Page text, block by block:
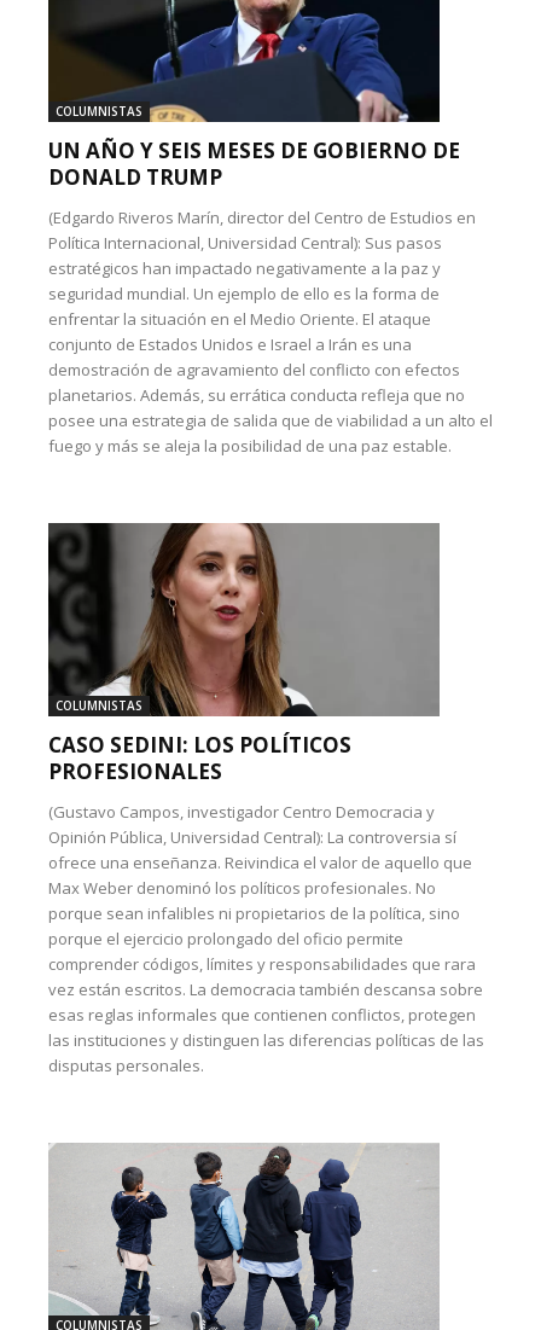
COLUMNISTAS
UN AÑO Y SEIS MESES DE GOBIERNO DE
DONALD TRUMP
(Edgardo Riveros Marín, director del Centro de Estudios en
Política Internacional, Universidad Central): Sus pasos
estratégicos han impactado negativamente a la paz y
seguridad mundial. Un ejemplo de ello es la forma de
enfrentar la situación en el Medio Oriente. El ataque
conjunto de Estados Unidos e Israel a Irán es una
demostración de agravamiento del conflicto con efectos
planetarios. Además, su errática conducta refleja que no
posee una estrategia de salida que de viabilidad a un alto el
fuego y más se aleja la posibilidad de una paz estable.
COLUMNISTAS
CASO SEDINI: LOS POLÍTICOS
PROFESIONALES
(Gustavo Campos, investigador Centro Democracia y
Opinión Pública, Universidad Central): La controversia sí
ofrece una enseñanza. Reivindica el valor de aquello que
Max Weber denominó los políticos profesionales. No
porque sean infalibles ni propietarios de la política, sino
porque el ejercicio prolongado del oficio permite
comprender códigos, límites y responsabilidades que rara
vez están escritos. La democracia también descansa sobre
esas reglas informales que contienen conflictos, protegen
las instituciones y distinguen las diferencias políticas de las
disputas personales.
COLUMNISTAS